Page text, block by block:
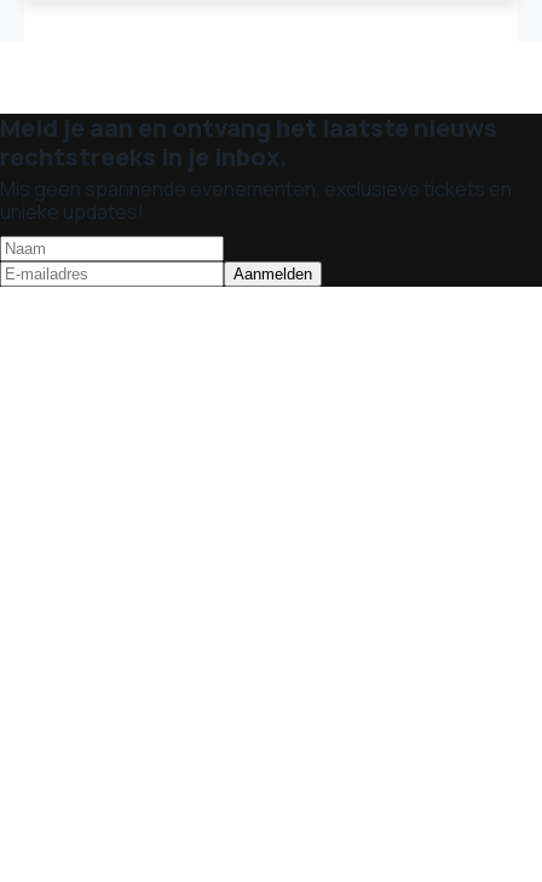
Meld je aan en ontvang het laatste nieuws
rechtstreeks in je inbox.
Mis geen spannende evenementen, exclusieve tickets en
unieke updates!